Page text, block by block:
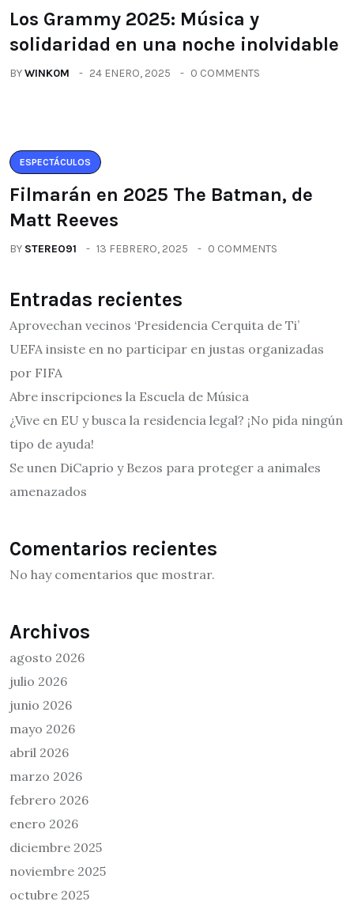
Los Grammy 2025: Música y
solidaridad en una noche inolvidable
BYWINK0M 24 ENERO, 2025 0 COMMENTS
ESPECTÁCULOS
Filmarán en 2025 The Batman, de
Matt Reeves
BY STEREO91 13 FEBRERO, 2025 0 COMMENTS
Entradas recientes
Aprovechan vecinos ‘Presidencia Cerquita de Ti’
UEFA insiste en no participar en justas organizadas
por FIFA
Abre inscripciones la Escuela de Música
¿Vive en EU y busca la residencia legal? ¡No pida ningún
tipo de ayuda!
Se unen DiCaprio y Bezos para proteger a animales
amenazados
Comentarios recientes
No hay comentarios que mostrar.
Archivos
agosto 2026
julio 2026
junio 2026
mayo 2026
abril 2026
marzo 2026
febrero 2026
enero 2026
diciembre 2025
noviembre 2025
octubre 2025